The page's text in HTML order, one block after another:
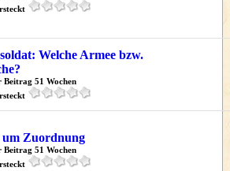
Welche Armee bzw.
Beitrag 51 Wochen
um Zuordnung
Beitrag 51 Wochen